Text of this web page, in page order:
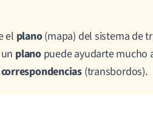
el plano(mapa) del sistema de
planopuede ayudarte mucho
correspondencias(transbordos).